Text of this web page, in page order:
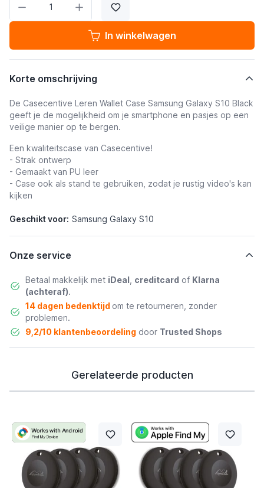
In winkelwagen
Korte omschrijving
De Casecentive Leren Wallet Case Samsung Galaxy S10 Black
geeft je de mogelijkheid om je smartphone en pasjes op een
veilige manier op te bergen.
Een kwaliteitscase van Casecentive!
- Strak ontwerp
- Gemaakt van PU leer
- Case ook als stand te gebruiken, zodat je rustig video's kan
kijken
Geschikt voor: Samsung Galaxy S10
Onze service
Betaal makkelijk met iDeal creditcard of Klarna
(achteraf).
14 dagen bedenktijd om te retourneren, zonder
problemen.
9,2/10 klantenbeoordelingdoor Trusted Shops
Gerelateerde producten